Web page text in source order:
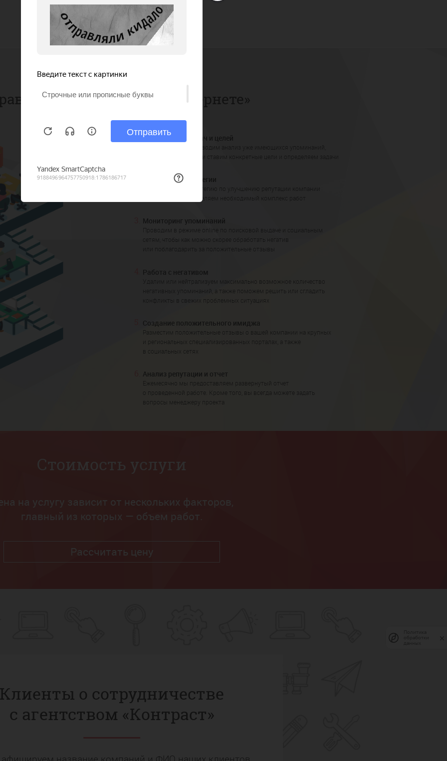
Улучшение репутации
как работодателя
Что входит в услугу
репутацией в интернете»
1. Определение задач и целей
Предварительно проводим анализ уже имеющихся упоминаний,
а также вместе с вами ставим конкретные цели и определяем задачи
Разработка стратегии
Разрабатываем стратегию по улучшению репутации компании
в Интернете и определяем необходимый комплекс работ
Мониторинг упоминаний
Проводим в режиме online по поисковой выдаче и социальным
сетям, чтобы как можно скорее обработать негатив
или поблагодарить за положительные отзывы
Работа с негативом
Удалим или нейтрализуем максимально возможное количество
негативных упоминаний, а также поможем решить или сгладить
конфликты в свежих проблемных ситуациях
Создание положительного имиджа
Разместим положительные отзывы о вашей компании на крупных
и региональных специализированных порталах, а также
в социальных сетях
Анализ репутации и отчет
Ежемесячно мы предоставляем развернутый отчет
о проведенной работе. Кроме того, вы всегда можете задать
вопросы менеджеру проекта
Стоимость услуги
на услугу зависит от нескольких факторов,
главный из которых — объем работ.
Рассчитать цену
Клиенты о сотрудничестве
с агентством «Контраст»
БЕСПЛАТНЫЙ АУДИТ